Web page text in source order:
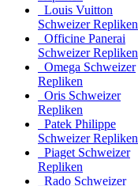
Louis Vuitton
Schweizer Repliken
Officine Panerai
Schweizer Repliken
Omega Schweizer
Repliken
Oris Schweizer
Repliken
Patek Philippe
Schweizer Repliken
Piaget Schweizer
Repliken
Rado Schweizer